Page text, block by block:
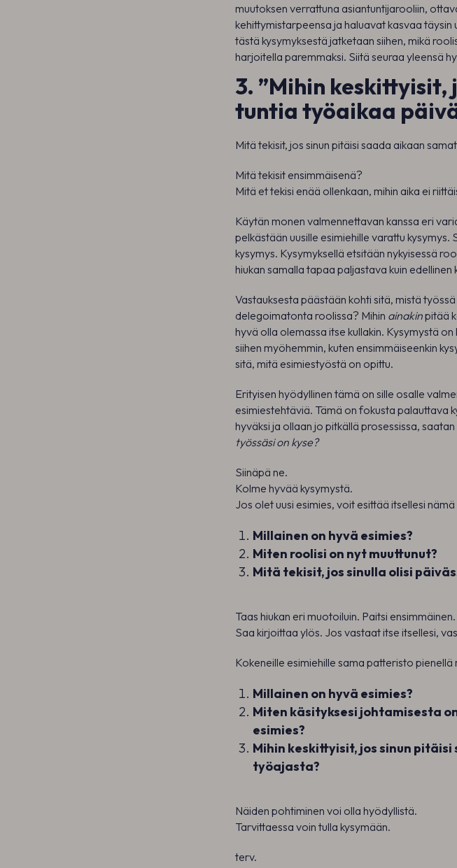
muutoksen verrattuna asiantuntijarooliin,
kehittymistarpeensa ja haluavat kasvaa
tästä kysymyksestä jatketaan siihen, mikä
harjoitella paremmaksi. Siitä seuraa yleensä
3. ”Mihin keskittyisit,
tuntia työaikaa
Mitä tekisit, jos sinun pitäisi saada aikaan
Mitä tekisit ensimmäisenä?
Mitä et tekisi enää ollenkaan, mihin aika ei
Käytän monen valmennettavan kanssa eri
pelkästään uusille esimiehille varattu kysymys.
kysymys. Kysymyksellä etsitään nykyisessä
hiukan samalla tapaa paljastava kuin edellinen
Vastauksesta päästään kohti sitä, mistä
delegoimatonta roolissa? Mihin ainakinpitää
hyvä olla olemassa itse kullakin. Kysymystä
siihen myöhemmin, kuten ensimmäiseenkin
sitä, mitä esimiestyöstä on opittu.
Erityisen hyödyllinen tämä on sille osalle
esimiestehtäviä. Tämä on fokusta palauttava
hyväksi ja ollaan jo pitkällä prosessissa,
työssäsi on kyse?
Siinäpä ne.
Kolme hyvää kysymystä.
Jos olet uusi esimies, voit esittää itsellesi
Millainen on hyvä esimies?
Miten roolisi on nyt muuttunut?
Mitä tekisit, jos sinulla olisi
Taas hiukan eri muotoiluin. Paitsi
Saa kirjoittaa ylös. Jos vastaat itse itsellesi,
Kokeneille esimiehille sama patteristo pienellä
Millainen on hyvä esimies?
Miten käsityksesi johtamisesta
esimies?
Mihin keskittyisit, jos sinun
työajasta?
Näiden pohtiminen voi olla hyödyllistä.
Tarvittaessa voin tulla kysymään.
terv.